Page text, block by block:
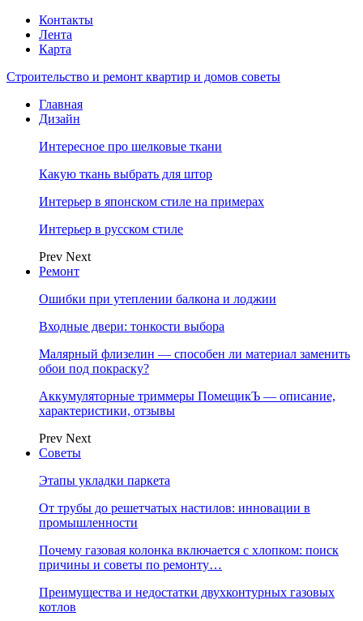
Контакты
Лента
Карта
Строительство и ремонт квартир и домов советы
Главная
Дизайн
Интересное про шелковые ткани
Какую ткань выбрать для штор
Интерьер в японском стиле на примерах
Интерьер в русском стиле
Prev Next
Ремонт
Ошибки при утеплении балкона и лоджии
Входные двери: тонкости выбора
Малярный флизелин — способен ли материал заменить
обои под покраску?
Аккумуляторные триммеры ПомещикЪ — описание,
характеристики, отзывы
Prev Next
Советы
Этапы укладки паркета
От трубы до решетчатых настилов: инновации в
промышленности
Почему газовая колонка включается с хлопком: поиск
причины и советы по ремонту…
Преимущества и недостатки двухконтурных газовых
котлов